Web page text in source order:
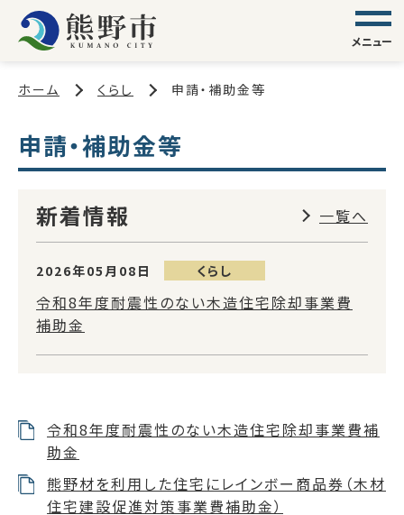
メニュー
ホーム くらし 申請・補助金等
申請・補助金等
新着情報 一覧へ
2026年05月08日 くらし
令和8年度耐震性のない木造住宅除却事業費
補助金
令和8年度耐震性のない木造住宅除却事業費補
助金
熊野材を利用した住宅にレインボー商品券（木材
住宅建設促進対策事業費補助金）